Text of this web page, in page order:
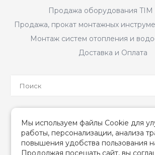
Продажа оборудования
Продажа, прокат монтажных
Монтаж систем отопления и
Доставка и Оплата
Мы используем файлы Cookie для
работы, персонализации, анализа
повышения удобства пользования
Продолжая посещать сайт, вы